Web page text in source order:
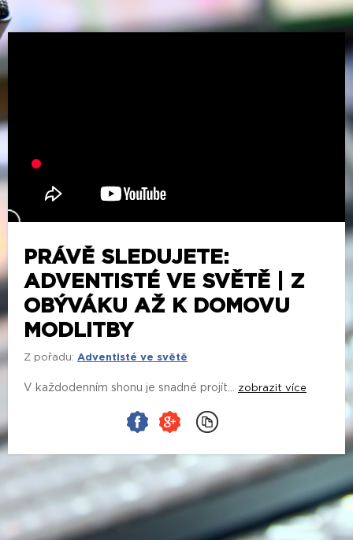
PRÁVĚ SLEDUJETE:
ADVENTISTÉ VE SVĚTĚ | Z
OBÝVÁKU AŽ K DOMOVU
MODLITBY
Z pořadu: Adventisté ve světě
V každodenním shonu je snadné projít... zobrazit více